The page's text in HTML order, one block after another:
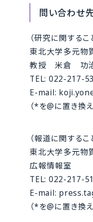
問い合わせ
（研究に関するこ
東北大学多元物
教授 米倉 功治
TEL: 022-217-
E-mail:
（*を@に置き換
（報道に関するこ
東北大学多元
広報情報室
TEL: 022-217-
E-mail:
（*を@に置き換